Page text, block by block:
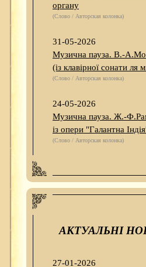
органу
(Слово / Авторская колонка)
31-05-2026
Музична пауза. В.-
(із клавірної сонати ля
(Слово / Авторская колонка)
24-05-2026
Музична пауза. Ж.-
із опери "Галантна
(Слово / Авторская колонка)
АКТУАЛЬНІ
27-01-2026